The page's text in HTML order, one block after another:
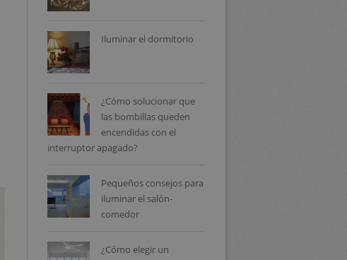
Iluminar el dormitorio
¿Cómo solucionar que
las bombillas queden
encendidas con el
interruptor apagado?
Pequeños consejos para
iluminar el salón-
comedor
¿Cómo elegir un